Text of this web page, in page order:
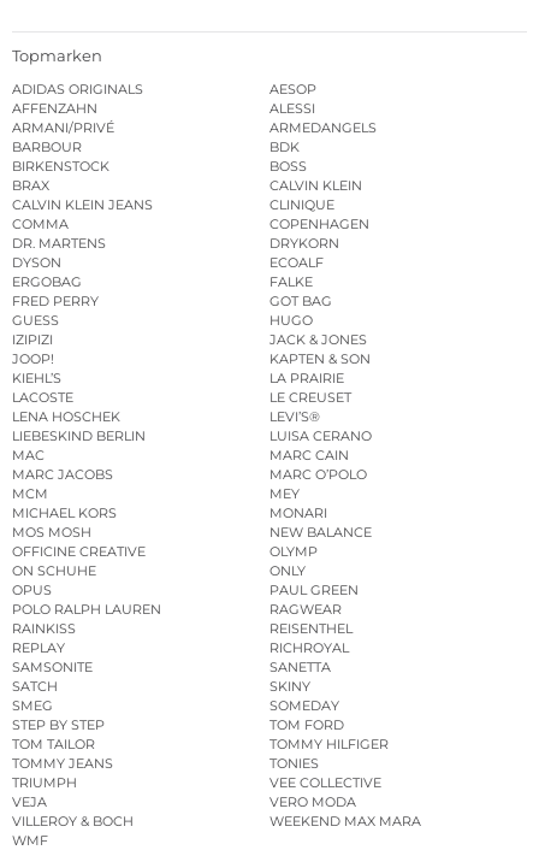
Topmarken
ADIDAS ORIGINALS
AESOP
AFFENZAHN
ALESSI
ARMANI/PRIVÉ
ARMEDANGELS
BARBOUR
BDK
BIRKENSTOCK
BOSS
BRAX
CALVIN KLEIN
CALVIN KLEIN JEANS
CLINIQUE
COMMA
COPENHAGEN
DR. MARTENS
DRYKORN
DYSON
ECOALF
ERGOBAG
FALKE
FRED PERRY
GOT BAG
GUESS
HUGO
IZIPIZI
JACK & JONES
JOOP!
KAPTEN & SON
KIEHL’S
LA PRAIRIE
LACOSTE
LE CREUSET
LENA HOSCHEK
LEVI’S®
LIEBESKIND BERLIN
LUISA CERANO
MAC
MARC CAIN
MARC JACOBS
MARC O’POLO
MCM
MEY
MICHAEL KORS
MONARI
MOS MOSH
NEW BALANCE
OFFICINE CREATIVE
OLYMP
ON SCHUHE
ONLY
OPUS
PAUL GREEN
POLO RALPH LAUREN
RAGWEAR
RAINKISS
REISENTHEL
REPLAY
RICHROYAL
SAMSONITE
SANETTA
SATCH
SKINY
SMEG
SOMEDAY
STEP BY STEP
TOM FORD
TOM TAILOR
TOMMY HILFIGER
TOMMY JEANS
TONIES
TRIUMPH
VEE COLLECTIVE
VEJA
VERO MODA
VILLEROY & BOCH
WEEKEND MAX MARA
WMF